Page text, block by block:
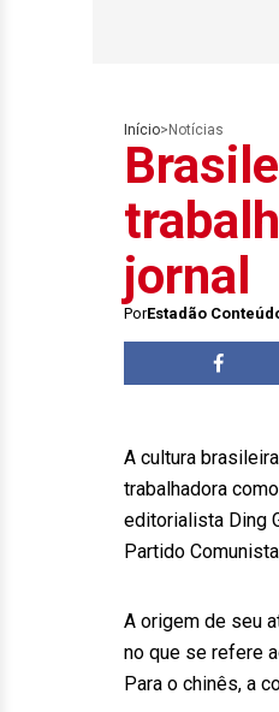
Início> Notícias
jornal
PorEstadão
A cultura
trabalhadora
editorialista Ding
Partido
A origem de seu
no que se refere
Para o chinês, a